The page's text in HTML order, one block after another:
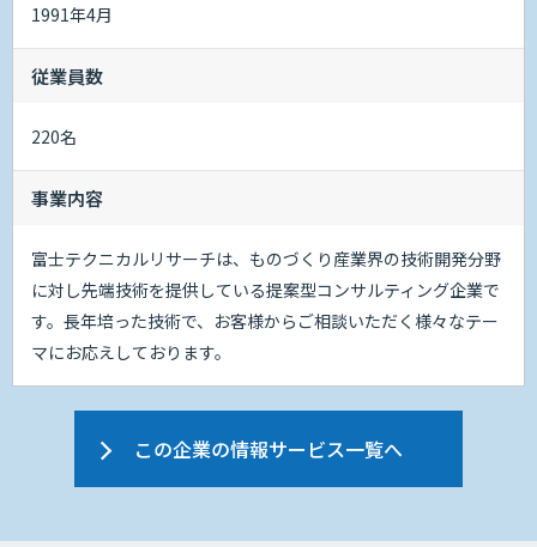
1991年4月
従業員数
220名
事業内容
富士テクニカルリサーチは、ものづくり産業界の技術開発分野
に対し先端技術を提供している提案型コンサルティング企業で
す。長年培った技術で、お客様からご相談いただく様々なテー
マにお応えしております。
この企業の情報サービス一覧へ